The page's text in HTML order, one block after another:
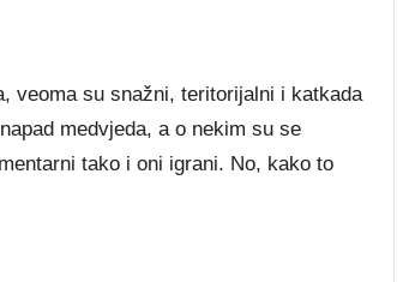
veoma su snažni, teritorijalni i katkada
medvjeda, a o nekim su se
tako i oni igrani. No, kako to